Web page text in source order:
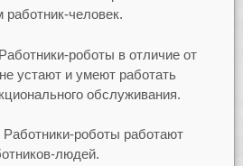
человек.
роботы в отличие от
устают и умеют работать
обслуживания.
роботы работают
людей.